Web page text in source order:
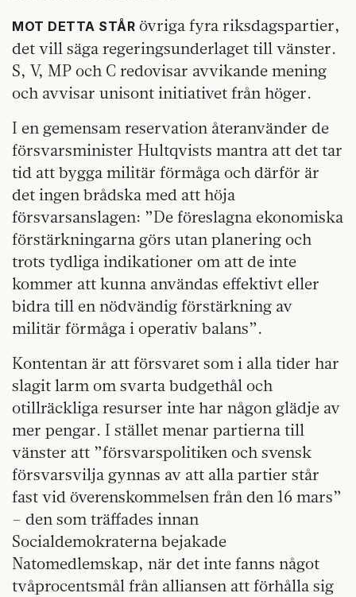
MOT DETTA STÅR övriga fyra riksdagspartier,
det vill säga regeringsunderlaget till vänster.
S, V, MP och C redovisar avvikande mening
och avvisar unisont initiativet från höger.
I en gemensam reservation återanvänder de
försvarsminister Hultqvists mantra att det tar
tid att bygga militär förmåga och därför är
det ingen brådska med att höja
försvarsanslagen: ”De föreslagna ekonomiska
förstärkningarna görs utan planering och
trots tydliga indikationer om att de inte
kommer att kunna användas effektivt eller
bidra till en nödvändig förstärkning av
militär förmåga i operativ balans”.
Kontentan är att försvaret som i alla tider har
slagit larm om svarta budgethål och
otillräckliga resurser inte har någon glädje av
mer pengar. I stället menar partierna till
vänster att ”försvarspolitiken och svensk
försvarsvilja gynnas av att alla partier står
fast vid överenskommelsen från den 16 mars”
– den som träffades innan
Socialdemokraterna bejakade
Natomedlemskap, när det inte fanns något
tvåprocentsmål från alliansen att förhålla sig